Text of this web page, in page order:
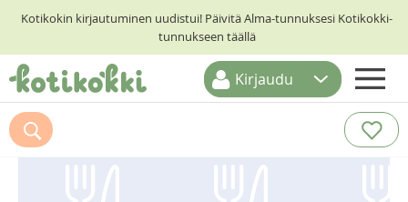
Kotikokin kirjautuminen uudistui! Päivitä Alma-tunnuksesi Kotikokki-
tunnukseen täällä
ETUSIVU
RESEPTIHAKU
Kirjaudu
Suosittelemme myös